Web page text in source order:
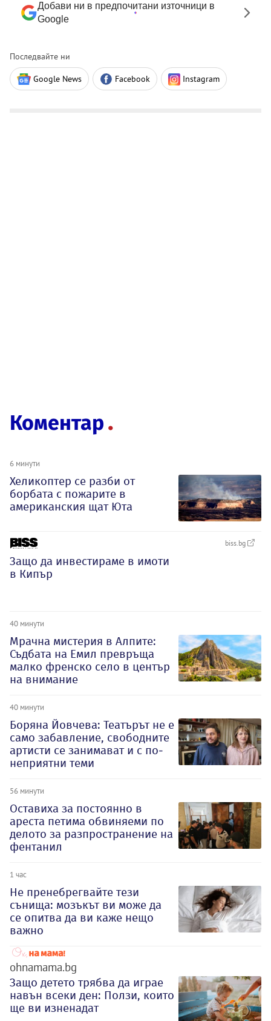
Добави ни в предпочитани източници в
Google
Последвайте ни
Google News Facebook Instagram
Коментар
6 минути
Хеликоптер се разби от
борбата с пожарите в
американския щат Юта
biss.bg
Защо да инвестираме в имоти
в Кипър
40 минути
Мрачна мистерия в Алпите:
Съдбата на Емил превръща
малко френско село в център
на внимание
40 минути
Боряна Йовчева: Театърът не е
само забавление, свободните
артисти се занимават и с по-
неприятни теми
56 минути
Оставиха за постоянно в
ареста петима обвиняеми по
делото за разпространение на
фентанил
1 час
Не пренебрегвайте тези
сънища: мозъкът ви може да
се опитва да ви каже нещо
важно
ohnamama.bg
Защо детето трябва да играе
навън всеки ден: Ползи, които
ще ви изненадат